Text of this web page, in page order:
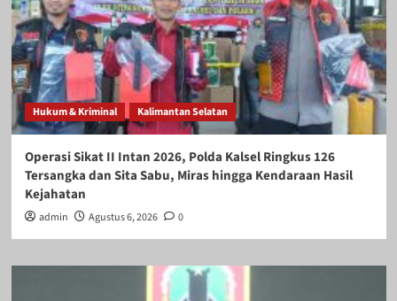
Hukum & Kriminal Kalimantan Selatan
Operasi Sikat II Intan 2026, Polda Kalsel Ringkus 126
Tersangka dan Sita Sabu, Miras hingga Kendaraan Hasil
Kejahatan
admin Agustus 6, 2026 0